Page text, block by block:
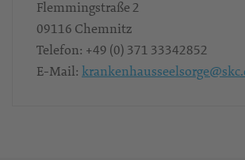
Flemmingstraße 2
09116 Chemnitz
Telefon: +49 (0) 371 33342852
E-Mail: